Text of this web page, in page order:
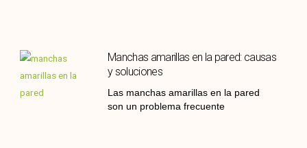
Manchas amarillas en la pared: causas
y soluciones
Las manchas amarillas en la pared
son un problema frecuente